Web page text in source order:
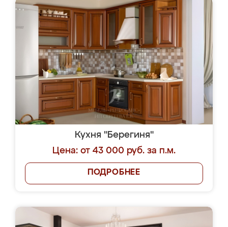
Кухня "Берегиня"
Цена: от 43 000 руб. за п.м.
ПОДРОБНЕЕ